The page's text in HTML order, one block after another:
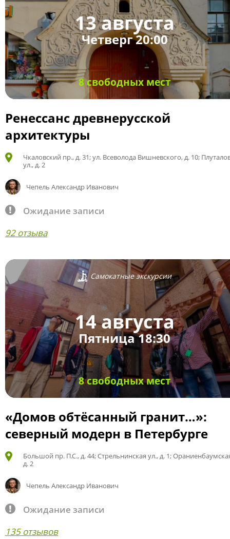
13 августа
Четверг 20:00
8 свободных мест
Ренессанс древнерусской
архитектуры
Чкаловский пр., д. 31; ул. Всеволода Вишневского, д. 10;
ул., д. 2
Чепель Александр Иванович
Ожидание записи
92 отзыва
Самокатные экскурсии
14 августа
Пятница 18:30
8 свободных мест
«Домов обтёсанный гранит…»:
северный модерн в Петербурге
Большой пр. П.С., д. 44; Стрельнинская ул., д. 1;
д. 2
Чепель Александр Иванович
Ожидание записи
135 отзывов